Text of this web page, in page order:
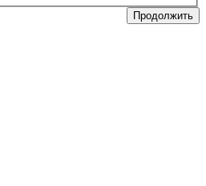
Продолжить